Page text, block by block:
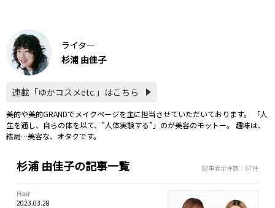
ライター
杉浦 由佳子
連載「ゆかコスメetc.」はこちら
美的や美的GRANDでメイクページを主に担当させていただいております。 「人
生を通し、自らの体を以て、”人体実験する”」のが美容のモットー。 趣味は、
結局…美容な、オタクです。
杉浦 由佳子の記事一覧 記事表示件数：67件
Hair
2023.03.28